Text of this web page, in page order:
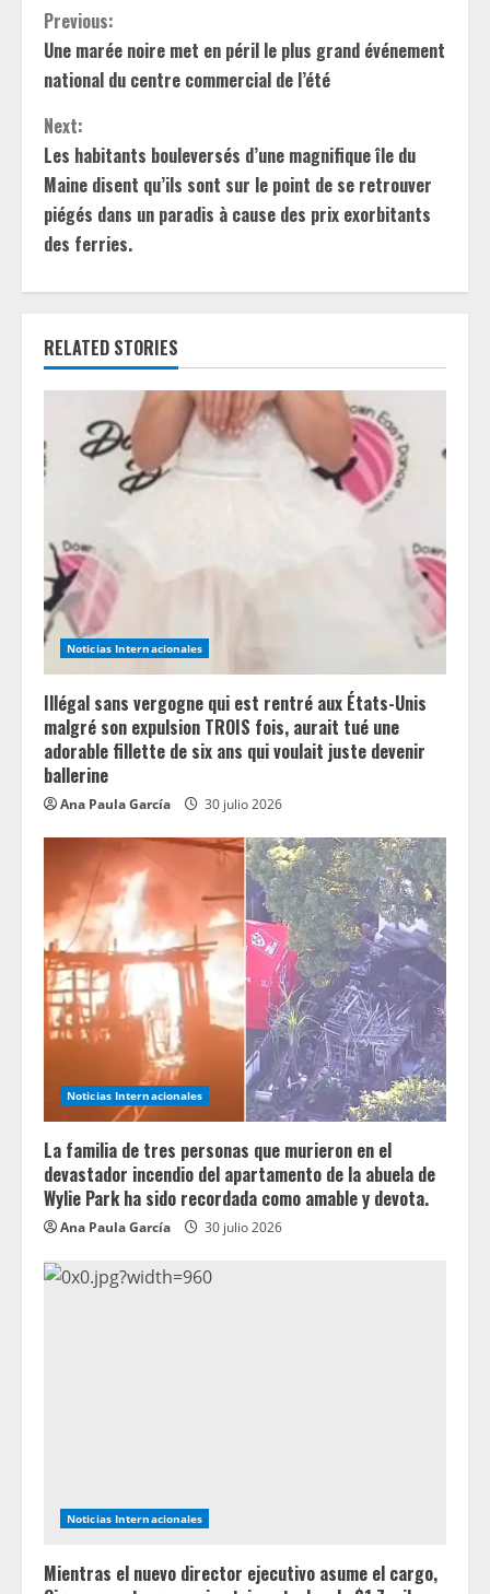
C
o
n
t
i
n
u
e
R
e
a
d
i
n
g
Previous:
Une marée noire met en péril le plus grand événement
national du centre commercial de l’été
Next:
Les habitants bouleversés d’une magnifique île du
Maine disent qu’ils sont sur le point de se retrouver
piégés dans un paradis à cause des prix exorbitants
des ferries.
RELATED STORIES
Noticias Internacionales
Illégal sans vergogne qui est rentré aux États-Unis
malgré son expulsion TROIS fois, aurait tué une
adorable fillette de six ans qui voulait juste devenir
ballerine
Ana Paula García 30 julio 2026
Noticias Internacionales
La familia de tres personas que murieron en el
devastador incendio del apartamento de la abuela de
Wylie Park ha sido recordada como amable y devota.
Ana Paula García 30 julio 2026
Noticias Internacionales
Mientras el nuevo director ejecutivo asume el cargo,